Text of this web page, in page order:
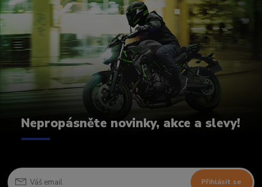
Nepropásněte novinky, akce a slevy!
Přihlásit se